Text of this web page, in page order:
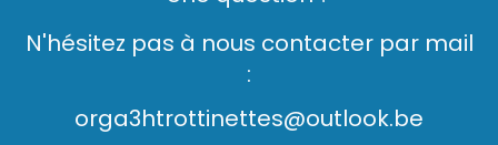
N'hésitez pas à nous contacter par mail
:
orga3htrottinettes@outlook.be